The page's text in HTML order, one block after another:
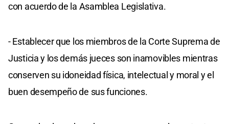
con acuerdo de la Asamblea Legislativa.
- Establecer que los miembros de la Corte Suprema de
Justicia y los demás jueces son inamovibles mientras
conserven su idoneidad física, intelectual y moral y el
buen desempeño de sus funciones.